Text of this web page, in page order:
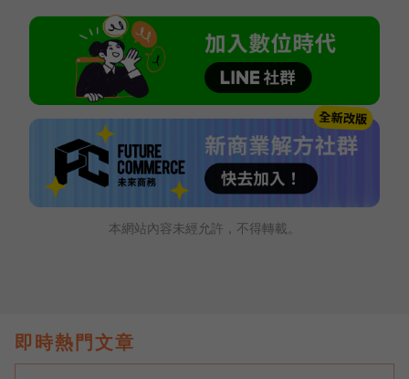
本網站內容未經允許，不得轉載。
即時熱門文章